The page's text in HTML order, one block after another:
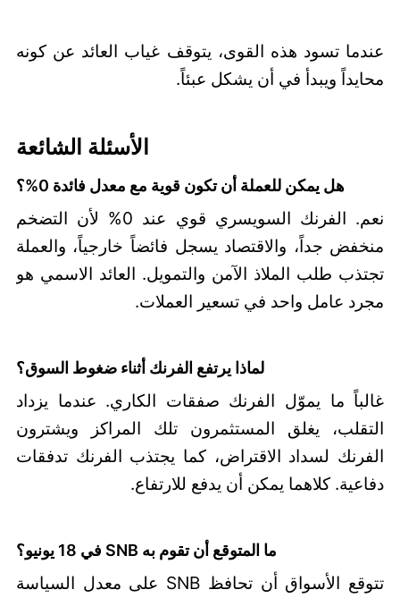
عندما تسود هذه القوى، يتوقف غياب العائد عن كونه
محايداً ويبدأ في أن يشكل عبئاً.
الأسئلة الشائعة
هل يمكن للعملة أن تكون قوية مع معدل فائدة 0%؟
نعم. الفرنك السويسري قوي عند 0% لأن التضخم
منخفض جداً، والاقتصاد يسجل فائضاً خارجياً، والعملة
تجتذب طلب الملاذ الآمن والتمويل. العائد الاسمي هو
مجرد عامل واحد في تسعير العملات.
لماذا يرتفع الفرنك أثناء ضغوط السوق؟
غالباً ما يموّل الفرنك صفقات الكاري. عندما يزداد
التقلب، يغلق المستثمرون تلك المراكز ويشترون
الفرنك لسداد الاقتراض، كما يجتذب الفرنك تدفقات
دفاعية. كلاهما يمكن أن يدفع للارتفاع.
ما المتوقع أن تقوم به SNB في 18 يونيو؟
تتوقع الأسواق أن تحافظ SNB على معدل السياسة